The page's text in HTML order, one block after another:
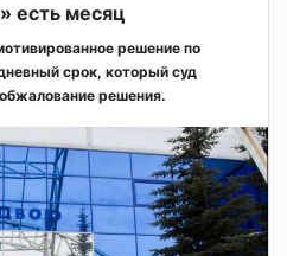
есть месяц
решение по
срок, который суд
решения.